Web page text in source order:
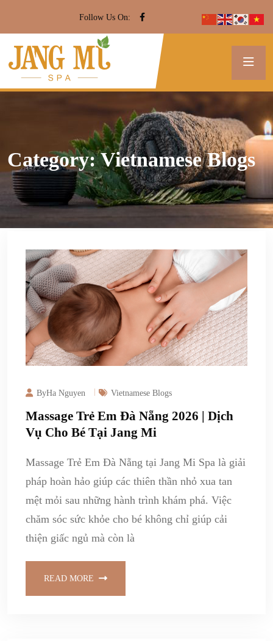
Follow Us On:
Category:Vietnamese Blogs
ByHa Nguyen Vietnamese Blogs
Massage Trẻ Em Đà Nẵng 2026 | Dịch
Vụ Cho Bé Tại Jang Mi
Massage Trẻ Em Đà Nẵng tại Jang Mi Spa là giải
pháp hoàn hảo giúp các thiên thần nhỏ xua tan
mệt mỏi sau những hành trình khám phá. Việc
chăm sóc sức khỏe cho bé không chỉ giúp cải
thiện giấc ngủ mà còn là
READ MORE